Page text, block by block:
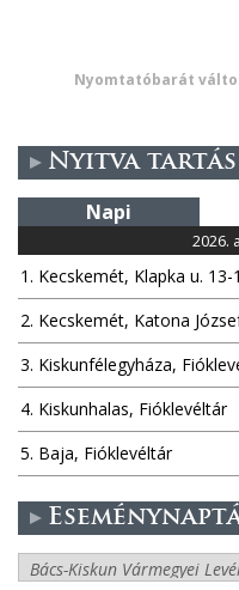
Nyomtatóbarát
Nyitva tartás
Napi
2026.
1. Kecskemét, Klapka u.
2. Kecskemét, Katona
3. Kiskunfélegyháza,
4. Kiskunhalas, Fióklevéltár
5. Baja, Fióklevéltár